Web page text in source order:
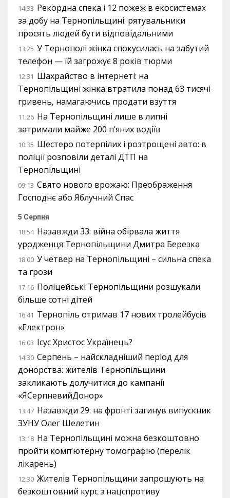
14:33 Рекордна спека і 12 пожеж в екосистемах
за добу на Тернопільщині: рятувальники
просять людей бути відповідальними
13:25 У Тернополі жінка спокусилась на забутий
телефон — їй загрожує 8 років тюрми
12:31 Шахрайство в інтернеті: на
Тернопільщині жінка втратила понад 63 тисячі
гривень, намагаючись продати взуття
11:26 На Тернопільщині лише в липні
затримали майже 200 п’яних водіїв
10:35 Шестеро потерпілих і розтрощені авто: в
поліції розповіли деталі ДТП на
Тернопільщині
09:13 Свято нового врожаю: Преображення
Господнє або Яблучний Спас
5 Серпня
18:54 Назавжди 33: війна обірвала життя
уродженця Тернопільщини Дмитра Березка
18:00 У четвер на Тернопільщині – сильна спека
та грози
17:16 Поліцейські Тернопільщини розшукали
більше сотні дітей
16:41 Тернопіль отримав 17 нових тролейбусів
«Електрон»
16:03 Ісус Христос Українець?
14:30 Серпень – найскладніший період для
донорства: жителів Тернопільщини
закликають долучитися до кампанії
«ЯСерпневийДонор»
13:47 Назавжди 29: на фронті загинув випускник
ЗУНУ Олег Шелетин
13:18 На Тернопільщині можна безкоштовно
пройти комп’ютерну томографію (перелік
лікарень)
12:30 Жителів Тернопільщини запрошують на
безкоштовний курс з нацспротиву